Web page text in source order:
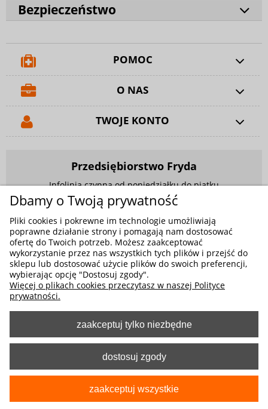
Bezpieczeństwo
POMOC
O NAS
TWOJE KONTO
Przedsiębiorstwo Fryda
Infolinia czynna od poniedziałku do piątku
w godzinach 9.00 - 17.00
881 703 704
E-mail:sklep@fryda.com.pl
Sklepy stacjonarne:
ul. Składowa 26, 34-400 Nowy Targ
ul. Żywiecka 91, 43-300 Bielsko-Biała
MOŻLIWE FORMY PŁATNOŚCI
pokaż pełną wersję strony
Dbamy o Twoją prywatność
Pliki cookies i pokrewne im technologie umożliwiają
poprawne działanie strony i pomagają nam dostosować
ofertę do Twoich potrzeb. Możesz zaakceptować
wykorzystanie przez nas wszystkich tych plików i przejść do
sklepu lub dostosować użycie plików do swoich preferencji,
wybierając opcję "Dostosuj zgody".
Więcej o plikach cookies przeczytasz w naszej Polityce
prywatności.
zaakceptuj tylko niezbędne
dostosuj zgody
zaakceptuj wszystkie